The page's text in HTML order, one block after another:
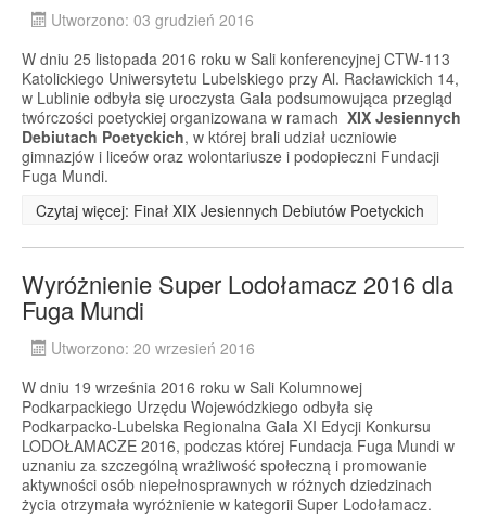
Utworzono: 03 grudzień 2016
W dniu 25 listopada 2016 roku w Sali konferencyjnej CTW-113
Katolickiego Uniwersytetu Lubelskiego przy Al. Racławickich 14,
w Lublinie odbyła się uroczysta Gala podsumowująca przegląd
twórczości poetyckiej organizowana w ramach XIX Jesiennych
Debiutach Poetyckich, w której brali udział uczniowie
gimnazjów i liceów oraz wolontariusze i podopieczni Fundacji
Fuga Mundi.
Czytaj więcej: Finał XIX Jesiennych Debiutów Poetyckich
Wyróżnienie Super Lodołamacz 2016 dla
Fuga Mundi
Utworzono: 20 wrzesień 2016
W dniu 19 września 2016 roku w Sali Kolumnowej
Podkarpackiego Urzędu Wojewódzkiego odbyła się
Podkarpacko-Lubelska Regionalna Gala XI Edycji Konkursu
LODOŁAMACZE 2016, podczas której Fundacja Fuga Mundi w
uznaniu za szczególną wrażliwość społeczną i promowanie
aktywności osób niepełnosprawnych w różnych dziedzinach
życia otrzymała wyróżnienie w kategorii Super Lodołamacz.